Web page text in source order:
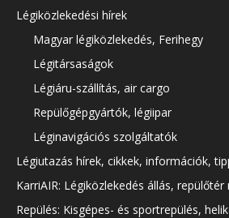
Légiközlekedési hírek
Magyar légiközlekedés, Ferihegy
Légitársaságok
Légiáru-szállítás, air cargo
Repülőgépgyártók, légiipar
Léginavigációs szolgáltatók
Légiutazás hírek, cikkek, információk,
KarriAIR: Légiközlekedés állás, repülőtér
Repülés: Kisgépes- és sportrepülés,